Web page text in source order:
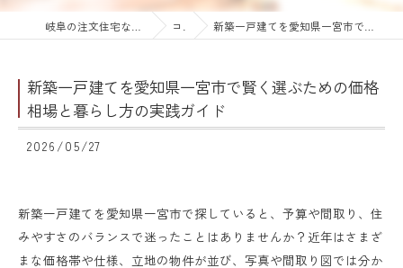
コラム 新築一戸建てを愛知県一宮市で賢く選ぶための価格相場と暮らし方の実践ガイド
新築一戸建てを愛知県一宮市で賢く選ぶための価格
相場と暮らし方の実践ガイド
2026/05/27
新築一戸建てを愛知県一宮市で探していると、予算や間取り、住
みやすさのバランスで迷ったことはありませんか？近年はさまざ
まな価格帯や仕様、立地の物件が並び、写真や間取り図では分か